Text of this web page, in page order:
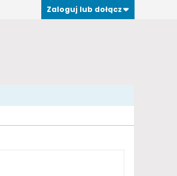
Zaloguj lub dołącz